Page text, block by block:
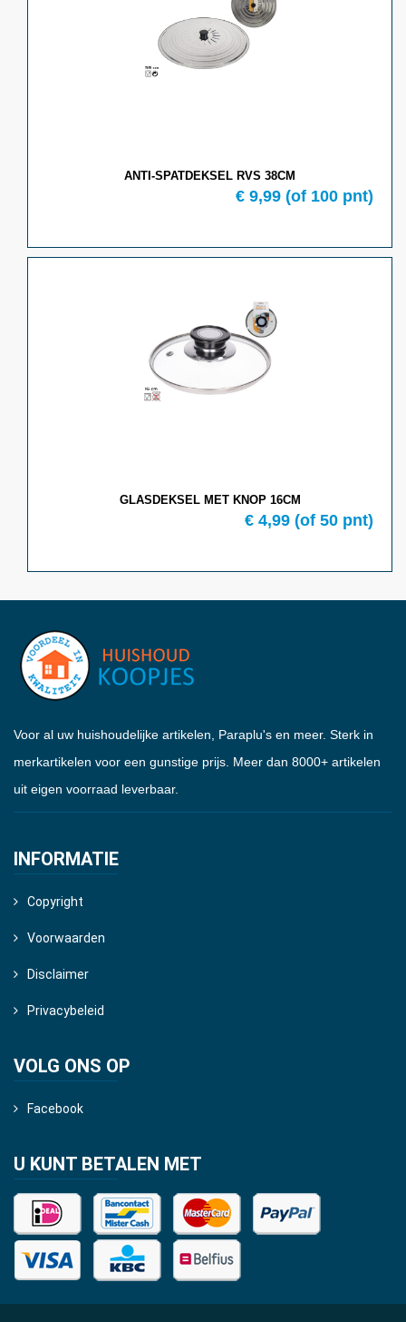
ANTI-SPATDEKSEL RVS 38CM
€ 9,99 (of 100 pnt)
GLASDEKSEL MET KNOP 16CM
€ 4,99 (of 50 pnt)
Voor al uw huishoudelijke artikelen, Paraplu's en meer. Sterk in
merkartikelen voor een gunstige prijs. Meer dan 8000+ artikelen
uit eigen voorraad leverbaar.
INFORMATIE
Copyright
Voorwaarden
Disclaimer
Privacybeleid
VOLG ONS OP
Facebook
U KUNT BETALEN MET